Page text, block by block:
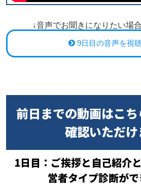
↓音声でお聞きになりたい場
9日目の音声を視
前日までの動画はこ
確認いただ
1日目：ご挨拶と自己紹介
営者タイプ診断が